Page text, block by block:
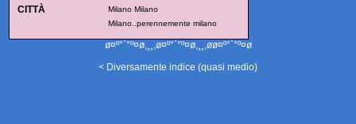
CITTÀ
Milano Milano
Milano..perennemente milano
ø¤º°`°º¤ø,¸¸,ø¤º°`°º¤ø,¸¸,øø¤º°`°º¤ø
< Diversamente indice (quasi medio)